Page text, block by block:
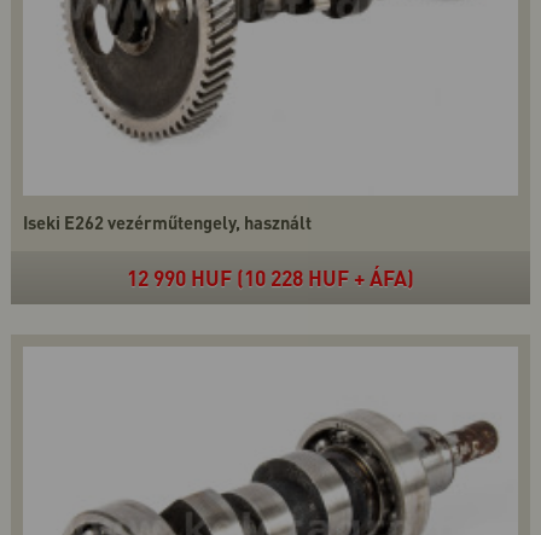
Iseki E262 vezérműtengely, használt
12 990 HUF (10 228 HUF + ÁFA)